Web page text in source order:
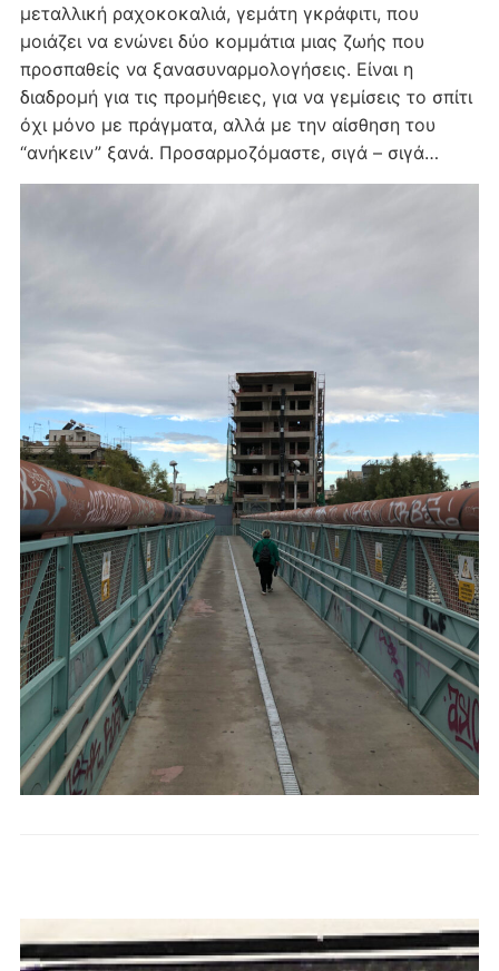
μεταλλική ραχοκοκαλιά, γεμάτη γκράφιτι, που
μοιάζει να ενώνει δύο κομμάτια μιας ζωής που
προσπαθείς να ξανασυναρμολογήσεις. Είναι η
διαδρομή για τις προμήθειες, για να γεμίσεις το σπίτι
όχι μόνο με πράγματα, αλλά με την αίσθηση του
“ανήκειν” ξανά. Προσαρμοζόμαστε, σιγά – σιγά…